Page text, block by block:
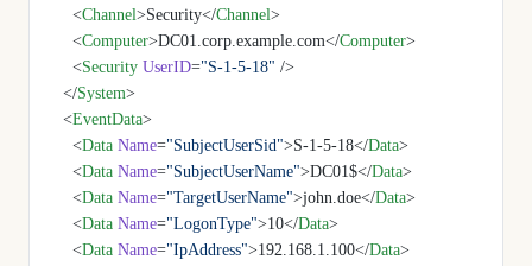
    <
Channel>Security</Channel>
    <
Computer>DC01.corp.example.com</Computer>
    <
Security UserID="S-1-5-18" />
  </
System>
  <
EventData>
    <
Data Name="SubjectUserSid">S-1-5-18</Data>
    <
Data Name="SubjectUserName">DC01$</Data>
    <
Data Name="TargetUserName">john.doe</Data>
    <
Data Name="LogonType">10</Data>
    <
Data Name="IpAddress">192.168.1.100</Data>